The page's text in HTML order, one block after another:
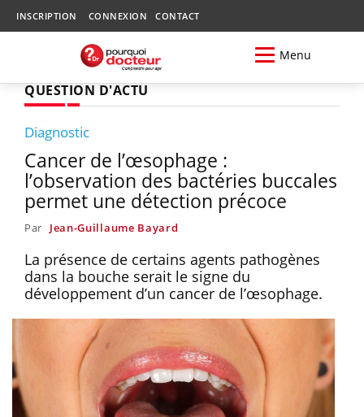
INSCRIPTION CONNEXION CONTACT
Menu
QUESTION D'ACTU
Diagnostic
Cancer de l’œsophage :
l’observation des bactéries buccales
permet une détection précoce
Par Jean-Guillaume Bayard
La présence de certains agents pathogènes
dans la bouche serait le signe du
développement d’un cancer de l’œsophage.